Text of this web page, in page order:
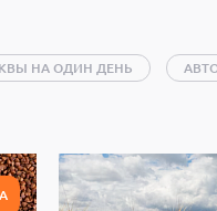
НА ОДИН ДЕНЬ
ТЕАТРЫ